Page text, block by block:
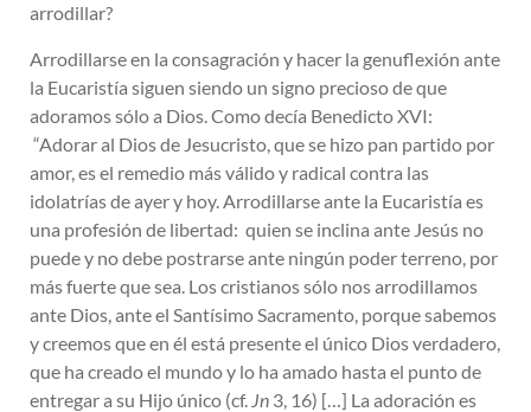
arrodillar?
Arrodillarse en la consagración y hacer la genuflexión ante
la Eucaristía siguen siendo un signo precioso de que
adoramos sólo a Dios. Como decía Benedicto XVI:
“Adorar al Dios de Jesucristo, que se hizo pan partido por
amor, es el remedio más válido y radical contra las
idolatrías de ayer y hoy. Arrodillarse ante la Eucaristía es
una profesión de libertad: quien se inclina ante Jesús no
puede y no debe postrarse ante ningún poder terreno, por
más fuerte que sea. Los cristianos sólo nos arrodillamos
ante Dios, ante el Santísimo Sacramento, porque sabemos
y creemos que en él está presente el único Dios verdadero,
que ha creado el mundo y lo ha amado hasta el punto de
entregar a su Hijo único (cf. Jn 3, 16) […] La adoración es